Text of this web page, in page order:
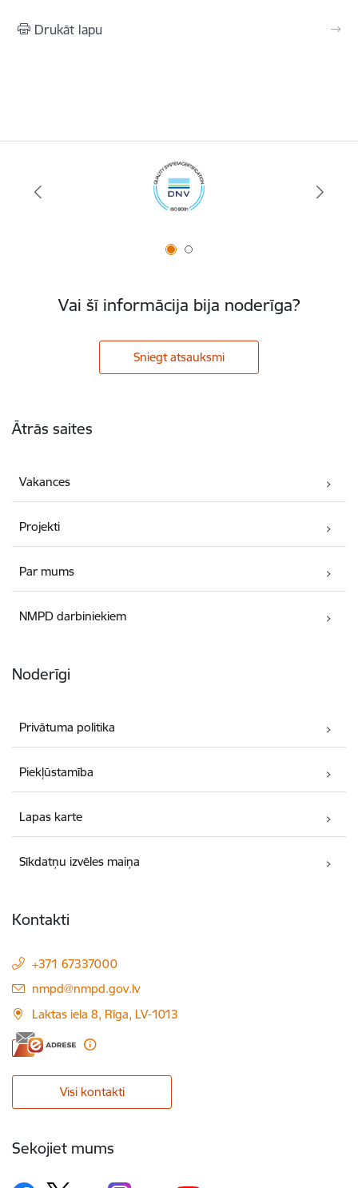
Drukāt lapu
Vai šī informācija bija noderīga?
Sniegt atsauksmi
Ātrās saites
Vakances
Projekti
Par mums
NMPD darbiniekiem
Noderīgi
Privātuma politika
Piekļūstamība
Lapas karte
Sīkdatņu izvēles maiņa
Kontakti
+371 67337000
E-pasts:
nmpd@nmpd.gov.lv
Laktas iela 8, Rīga, LV-1013
Visi kontakti
Sekojiet mums